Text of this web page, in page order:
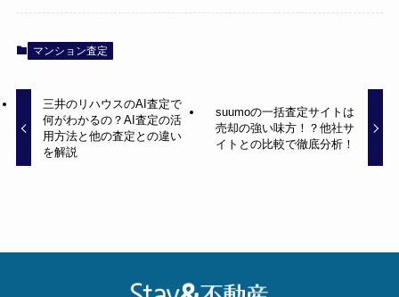
マンション査定
三井のリハウスのAI査定で
何がわかるの？AI査定の活
用方法と他の査定との違い
を解説
suumoの一括査定サイトは
売却の強い味方！？他社サ
イトとの比較で徹底分析！